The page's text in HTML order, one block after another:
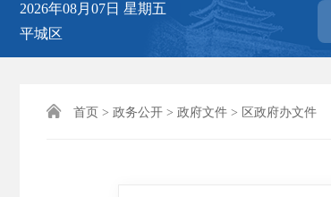
2026年08月07日 星期五
平城区
 首页 > 政务公开 > 政府文件 > 区政府办文件